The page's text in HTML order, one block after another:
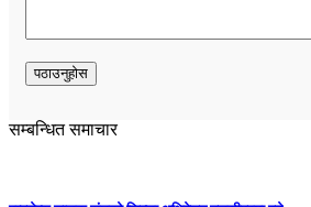
सम्बन्धित समाचार